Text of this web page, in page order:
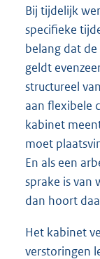
Bij tijdelijk
specifieke
belang dat
geldt
structureel
aan flexibele
kabinet
moet
En als een
sprake is van
dan hoort
Het kabinet
verstoringen